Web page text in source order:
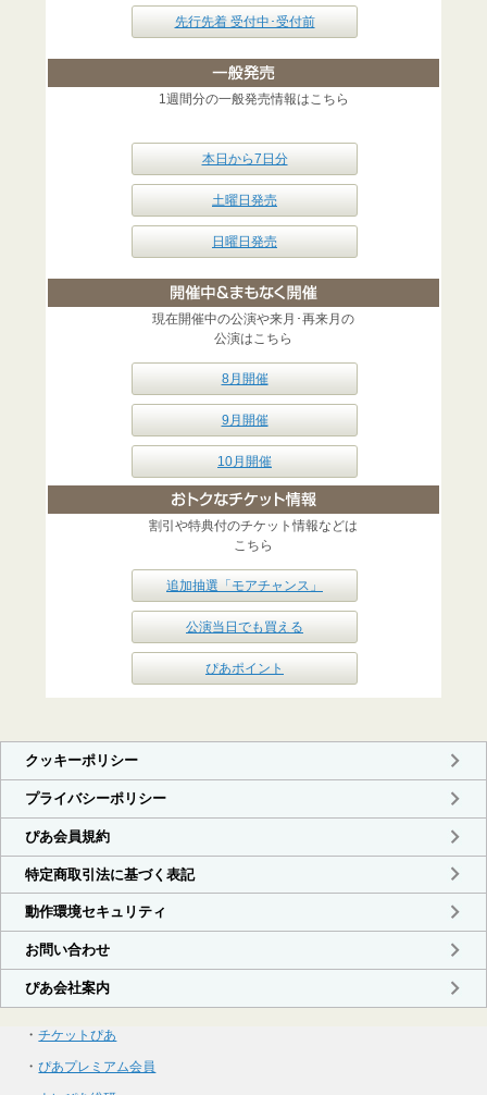
先行先着 受付中･受付前
1週間分の一般発売情報はこちら
本日から7日分
土曜日発売
日曜日発売
現在開催中の公演や来月･再来月の
公演はこちら
8月開催
9月開催
10月開催
割引や特典付のチケット情報などは
こちら
追加抽選「モアチャンス」
公演当日でも買える
ぴあポイント
・チケットぴあ
・ぴあプレミアム会員